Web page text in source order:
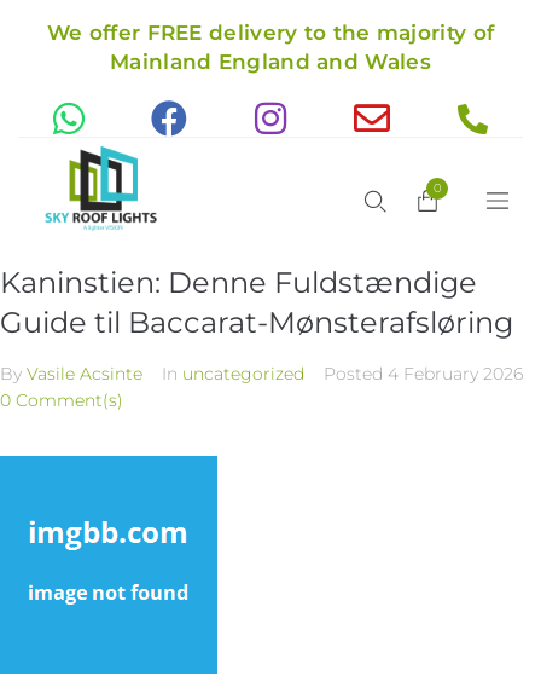
We offer FREE delivery to the majority of
Mainland England and Wales
0
Kaninstien: Denne Fuldstændige
Guide til Baccarat-Mønsterafsløring
By Vasile Acsinte In uncategorized Posted 4 February 2026
0 Comment(s)